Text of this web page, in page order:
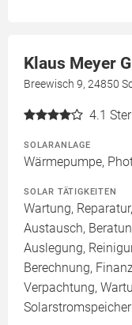
Klaus Meyer
Breewisch 9, 24850
4.1
SOLARANLAGE
Wärmepumpe,
SOLAR TÄTIGKEITEN
Wartung,
Austausch,
Auslegung,
Berechnung,
Verpachtung,